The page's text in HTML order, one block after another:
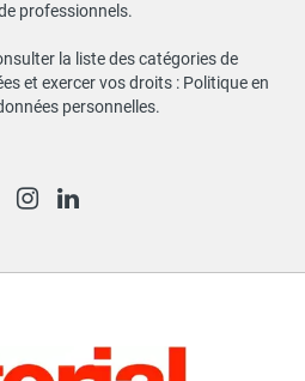
professionnels.
la liste des catégories de
et exercer vos droits : Politique en
personnelles.